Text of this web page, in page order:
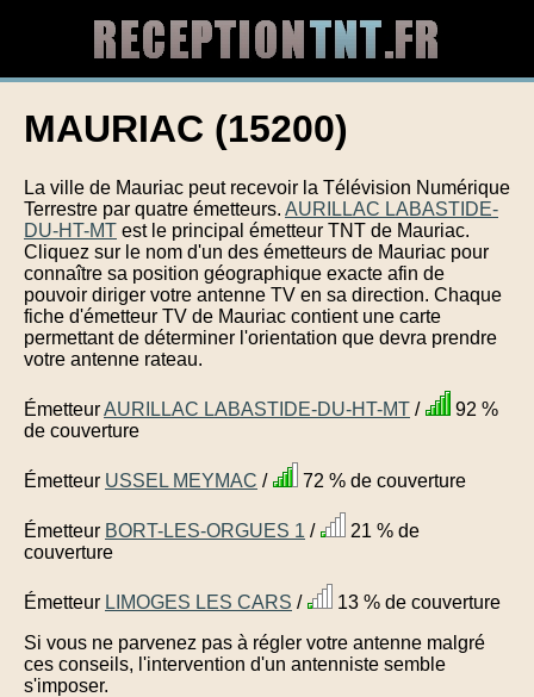
MAURIAC (15200)
La ville de Mauriac peut recevoir la Télévision Numérique
Terrestre par quatre émetteurs. AURILLAC LABASTIDE-
DU-HT-MT est le principal émetteur TNT de Mauriac.
Cliquez sur le nom d'un des émetteurs de Mauriac pour
connaître sa position géographique exacte afin de
pouvoir diriger votre antenne TV en sa direction. Chaque
fiche d'émetteur TV de Mauriac contient une carte
permettant de déterminer l'orientation que devra prendre
votre antenne rateau.
ÉmetteurAURILLAC LABASTIDE-DU-HT-MT /
92 %
de couverture
Émetteur USSEL MEYMAC / 72 % de couverture
Émetteur BORT-LES-ORGUES 1 /
21 % de
couverture
Émetteur LIMOGES LES CARS /
13 % de couverture
Si vous ne parvenez pas à régler votre antenne malgré
ces conseils, l'intervention d'un antenniste semble
s'imposer.